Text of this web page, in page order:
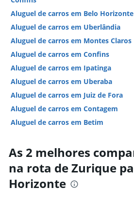
Aluguel de carros em Belo Horizonte
Aluguel de carros em Uberlândia
Aluguel de carros em Montes Claros
Aluguel de carros em Confins
Aluguel de carros em Ipatinga
Aluguel de carros em Uberaba
Aluguel de carros em Juiz de Fora
Aluguel de carros em Contagem
Aluguel de carros em Betim
Aluguel de carros em Poços de
Hotéis em Belo Horizonte
Hotéis em Poços de Caldas
Hotéis em Capitólio
As 2 melhores
na rota de Zurique
Horizonte